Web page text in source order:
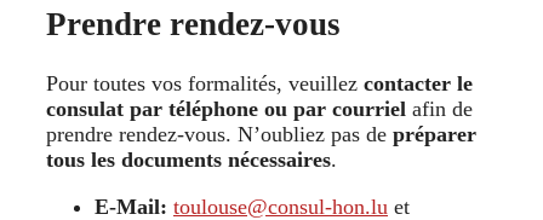
Prendre rendez-vous
Pour toutes vos formalités, veuillez contacter le
consulat par téléphone ou par courriel afin de
prendre rendez-vous. N’oubliez pas de préparer
tous les documents nécessaires.
E-Mail: toulouse@consul-hon.lu et